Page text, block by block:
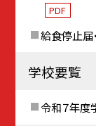
PDF
給食停止届
学校要覧
令和７年度